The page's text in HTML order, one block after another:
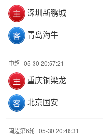
深圳新鹏城
青岛海牛
中超 05-30 20:57:21
重庆铜梁龙
北京国安
闽超第6轮 05-30 20:46:31